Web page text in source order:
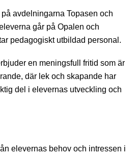
avdelningarna Topasen och
går på Opalen och
pedagogiskt utbildad personal.
en meningsfull fritid som är
där lek och skapande har
del i elevernas utveckling och
elevernas behov och intressen i